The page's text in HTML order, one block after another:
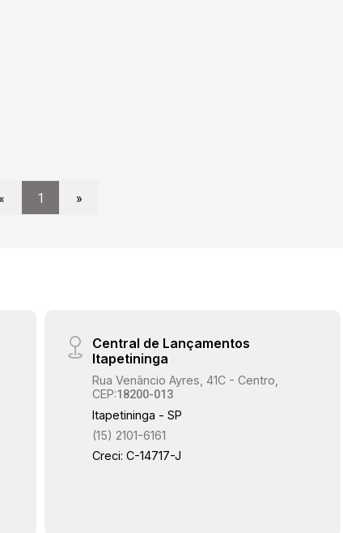
« 1 »
Central de Lançamentos
Itapetininga
Rua Venâncio Ayres, 41C - Centro,
CEP:18200-013
Itapetininga - SP
(15) 2101-6161
Creci: C-14717-J